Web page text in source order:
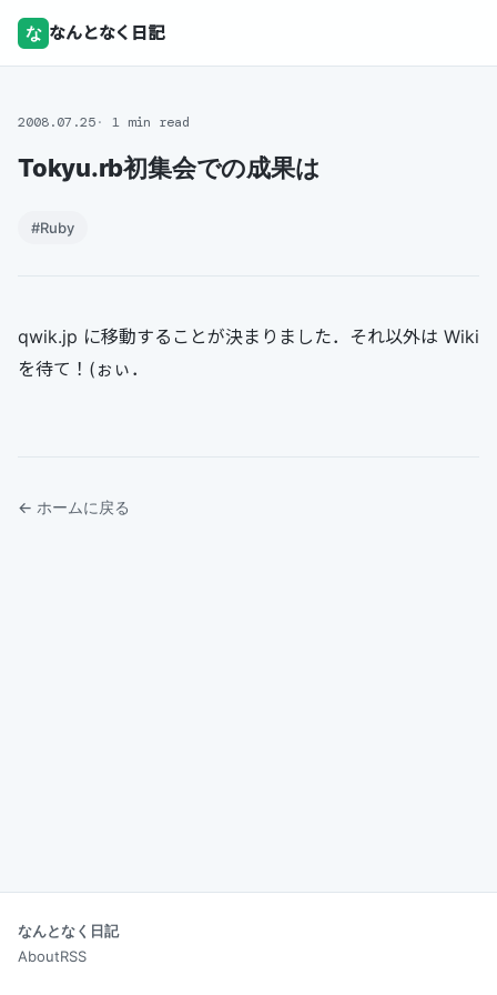
な なんとなく日記
2008.07.25 1 min read
Tokyu.rb初集会での成果は
#Ruby
qwik.jp に移動することが決まりました．それ以外は Wiki
を待て！(ぉぃ．
← ホームに戻る
なんとなく日記
AboutRSS